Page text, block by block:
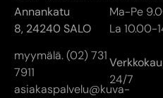
Annankatu
8, 24240 SALO
myymälä. (02) 731
7911
asiakaspalvelu@kuva-
Ma-Pe
La 10.00-
24/7